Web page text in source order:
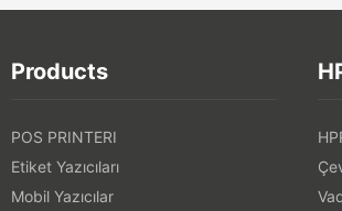
Products
POS PRINTERI
Etiket Yazıcıları
Mobil Yazıcılar